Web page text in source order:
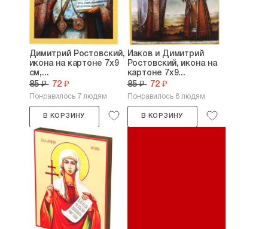
Димитрий Ростовский,
икона на картоне 7х9
см,...
85 ₽ 72 ₽
Понравилось 7 людям
В КОРЗИНУ
Иаков и Димитрий
Ростовский, икона на
картоне 7х9...
85 ₽ 72 ₽
Понравилось 8 людям
В КОРЗИНУ